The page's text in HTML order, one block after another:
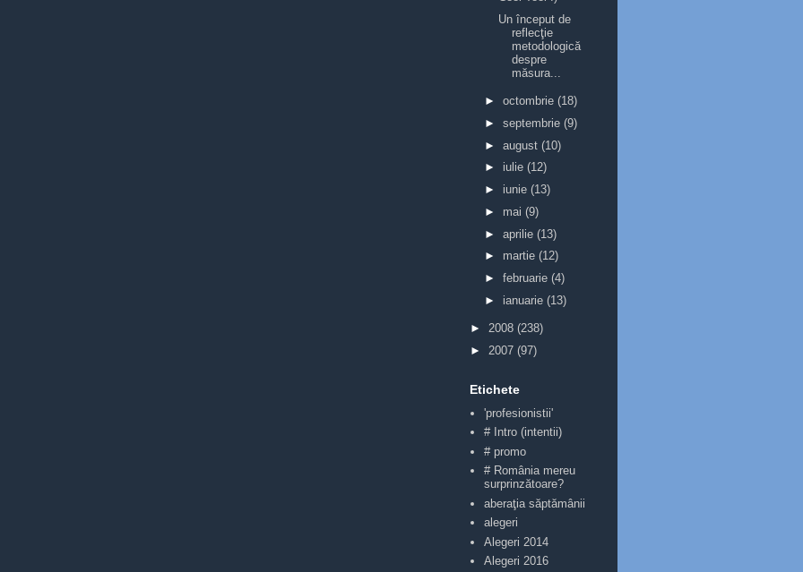
Un început de
reflecţie
metodologică
despre
măsura...
► octombrie (18)
► septembrie (9)
► august (10)
► iulie (12)
► iunie (13)
► mai (9)
► aprilie (13)
► martie (12)
► februarie (4)
► ianuarie (13)
► 2008 (238)
► 2007 (97)
Etichete
'profesionistii'
# Intro (intentii)
# promo
# România mereu
surprinzătoare?
aberaţia săptămânii
alegeri
Alegeri 2014
Alegeri 2016